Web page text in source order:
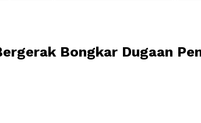
Bongkar Dugaan